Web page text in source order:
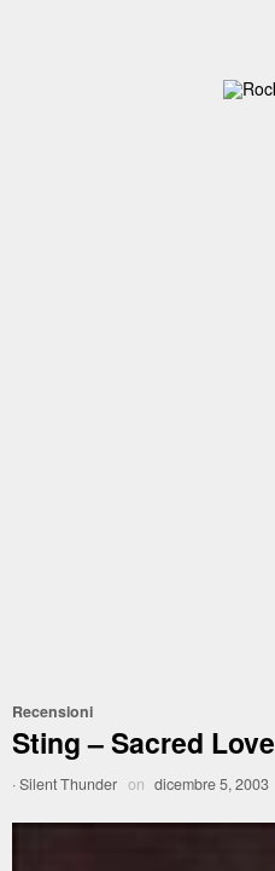
Recensioni
Sting – Sacred Love
·Silent Thunder on dicembre 5, 2003